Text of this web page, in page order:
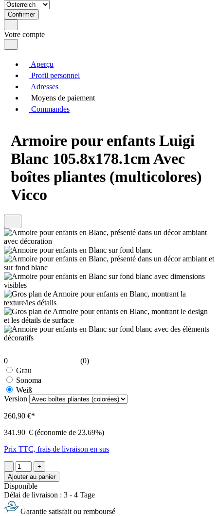
Confirmer
Votre compte
Aperçu
Profil personnel
Adresses
Moyens de paiement
Commandes
Armoire pour enfants Luigi
Blanc 105.8x178.1cm Avec
boîtes pliantes (multicolores)
Vicco
0
(0)
Grau
Sonoma
Weiß
Version
260,90 €*
341.90 € (économie de 23.69%)
Prix TTC, frais de livraison en sus
-
+
Ajouter au panier
Disponible
Délai de livraison : 3 - 4 Tage
Garantie satisfait ou remboursé